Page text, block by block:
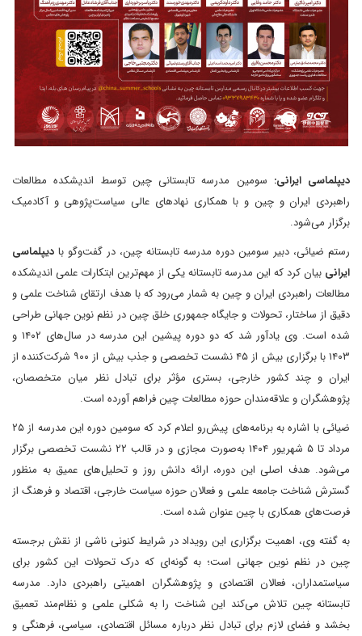
دیپلماسی ایرانی: سومین مدرسه تابستانی چین توسط اندیشکده مطالعات
راهبردی ایران و چین و با همکاری نهادهای عالی سیاست‌پژوهی و آکادمیک
برگزار می‌شود.
رستم ضیائی، دبیر سومین دوره مدرسه تابستانه چین، در گفت‌وگو با دیپلماسی
ایرانی بیان کرد که این مدرسه تابستانه یکی از مهم‌ترین ابتکارات علمی اندیشکده
مطالعات راهبردی ایران و چین به شمار می‌رود که با هدف ارتقای شناخت علمی و
دقیق از ساختار، تحولات و جایگاه جمهوری خلق چین در نظم نوین جهانی طراحی
شده است. وی یادآور شد که دو دوره پیشین این مدرسه در سال‌های ۱۴۰۲ و
۱۴۰۳ با برگزاری بیش از ۴۵ نشست تخصصی و جذب بیش از ۹۰۰ شرکت‌کننده از
ایران و چند کشور خارجی، بستری مؤثر برای تبادل نظر میان متخصصان،
پژوهشگران و علاقه‌مندان حوزه مطالعات چین فراهم آورده است.
ضیائی با اشاره به برنامه‌های پیش‌رو اعلام کرد که سومین دوره این مدرسه از ۲۵
مرداد تا ۵ شهریور ۱۴۰۴ به‌صورت مجازی و در قالب ۲۲ نشست تخصصی برگزار
می‌شود. هدف اصلی این دوره، ارائه دانش روز و تحلیل‌های عمیق به منظور
گسترش شناخت جامعه علمی و فعالان حوزه سیاست خارجی، اقتصاد و فرهنگ از
فرصت‌های همکاری با چین عنوان شده است.
به گفته وی، اهمیت برگزاری این رویداد در شرایط کنونی ناشی از نقش برجسته
چین در نظم نوین جهانی است؛ به گونه‌ای که درک تحولات این کشور برای
سیاستمداران، فعالان اقتصادی و پژوهشگران اهمیتی راهبردی دارد. مدرسه
تابستانه چین تلاش می‌کند این شناخت را به شکلی علمی و نظام‌مند تعمیق
بخشد و فضای لازم برای تبادل نظر درباره مسائل اقتصادی، سیاسی، فرهنگی و